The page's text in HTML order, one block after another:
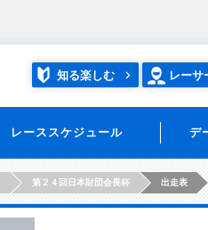
知る楽しむ レーサ
レーススケジュール デ
第２４回日本財団会長杯 出走表